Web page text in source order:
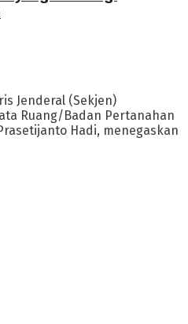
Jenderal (Sekjen)
Ruang/Badan Pertanahan
Hadi, menegaskan